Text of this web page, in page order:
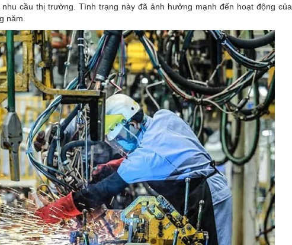
cầu thị trường. Tình trạng này đã ảnh hưởng mạnh đến hoạt động của
năm.